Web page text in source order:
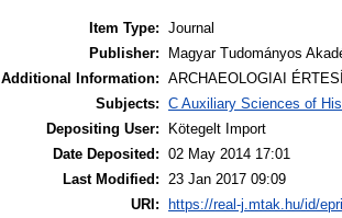
Item Type: Journal
Publisher:
Magyar Tudományos
Additional Information: ARCHAEOLOGIAI
Subjects: C Auxiliary Sciences of
Depositing User:
Kötegelt Import
Date Deposited: 02 May 2014 17:01
Last Modified:
23 Jan 2017 09:09
URI: https://real-j.mtak.hu/id/